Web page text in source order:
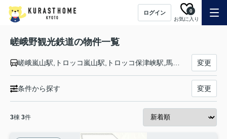
ログイン
お気に入り
0
嵯峨野観光鉄道の物件一覧
変更
条件から探す 変更
3棟 3件